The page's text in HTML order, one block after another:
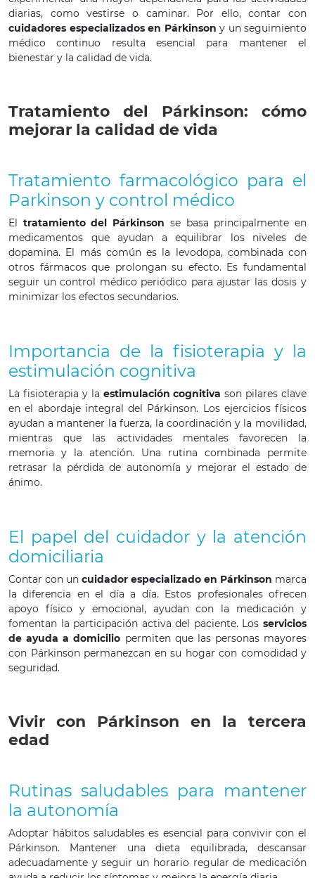
diarias, como vestirse o caminar. Por ello, contar con
cuidadores especializados en Párkinson y un seguimiento
médico continuo resulta esencial para mantener el
bienestar y la calidad de vida.
Tratamiento del Párkinson: cómo
mejorar la calidad de vida
Tratamiento farmacológico para el
Parkinson y control médico
El tratamiento del Párkinson se basa principalmente en
medicamentos que ayudan a equilibrar los niveles de
dopamina. El más común es la levodopa, combinada con
otros fármacos que prolongan su efecto. Es fundamental
seguir un control médico periódico para ajustar las dosis y
minimizar los efectos secundarios.
Importancia de la fisioterapia y la
estimulación cognitiva
La fisioterapia y la estimulación cognitiva son pilares clave
en el abordaje integral del Párkinson. Los ejercicios físicos
ayudan a mantener la fuerza, la coordinación y la movilidad,
mientras que las actividades mentales favorecen la
memoria y la atención. Una rutina combinada permite
retrasar la pérdida de autonomía y mejorar el estado de
ánimo.
El papel del cuidador y la atención
domiciliaria
Contar con un cuidador especializado en Párkinson marca
la diferencia en el día a día. Estos profesionales ofrecen
apoyo físico y emocional, ayudan con la medicación y
fomentan la participación activa del paciente. Los servicios
de ayuda a domicilio permiten que las personas mayores
con Párkinson permanezcan en su hogar con comodidad y
seguridad.
Vivir con Párkinson en la tercera
edad
Rutinas saludables para mantener
la autonomía
Adoptar hábitos saludables es esencial para convivir con el
Párkinson. Mantener una dieta equilibrada, descansar
adecuadamente y seguir un horario regular de medicación